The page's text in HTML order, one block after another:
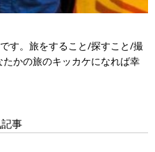
す。旅をすること/探すこと/撮
かの旅のキッカケになれば幸
事